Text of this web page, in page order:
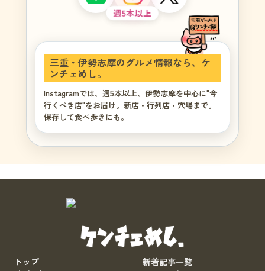
週5本以上
三重・伊勢志摩のグルメ情報なら、ケ
ンチェめし。
Instagramでは、週5本以上、伊勢志摩を中心に"今
行くべき店"をお届け。新店・行列店・穴場まで。
保存して食べ歩きにも。
トップ
新着記事一覧